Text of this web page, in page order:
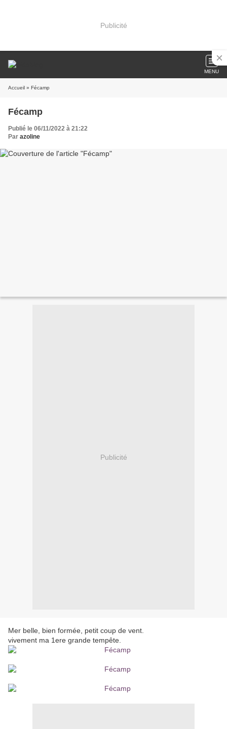
Publicité
MENU
Accueil » Fécamp
Fécamp
Publié le 06/11/2022 à 21:22
Par azoline
Publicité
Mer belle, bien formée, petit coup de vent.
vivement ma 1ere grande tempête.